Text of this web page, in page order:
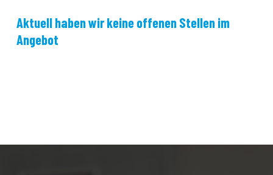
Aktuell haben wir keine offenen Stellen im
Angebot